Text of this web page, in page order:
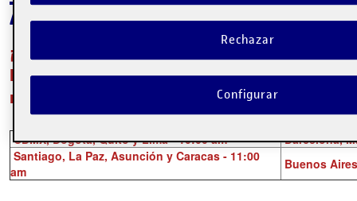
Acerca del evento
¡Importante! A continuación encontrarás los
horarios del webinar según tu lugar de
residencia:
CDMX, Bogotá, Quito y Lima - 10:00 am Barcelona,
Santiago, La Paz, Asunción y Caracas - 11:00
am
Buenos
Rechazar
Configurar